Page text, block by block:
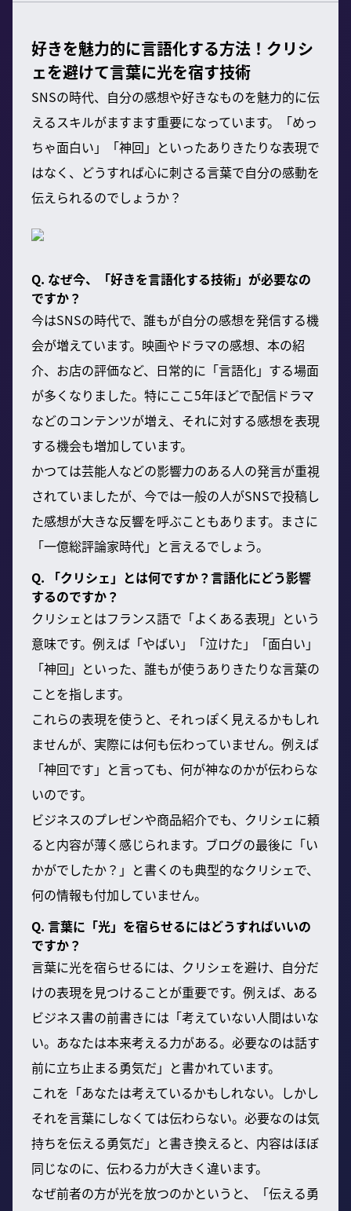
好きを魅力的に言語化する方法！クリシ
ェを避けて言葉に光を宿す技術
SNSの時代、自分の感想や好きなものを魅力的に伝
えるスキルがますます重要になっています。「めっ
ちゃ面白い」「神回」といったありきたりな表現で
はなく、どうすれば心に刺さる言葉で自分の感動を
伝えられるのでしょうか？
Q. なぜ今、「好きを言語化する技術」が必要なの
ですか？
今はSNSの時代で、誰もが自分の感想を発信する機
会が増えています。映画やドラマの感想、本の紹
介、お店の評価など、日常的に「言語化」する場面
が多くなりました。特にここ5年ほどで配信ドラマ
などのコンテンツが増え、それに対する感想を表現
する機会も増加しています。
かつては芸能人などの影響力のある人の発言が重視
されていましたが、今では一般の人がSNSで投稿し
た感想が大きな反響を呼ぶこともあります。まさに
「一億総評論家時代」と言えるでしょう。
Q. 「クリシェ」とは何ですか？言語化にどう影響
するのですか？
クリシェとはフランス語で「よくある表現」という
意味です。例えば「やばい」「泣けた」「面白い」
「神回」といった、誰もが使うありきたりな言葉の
ことを指します。
これらの表現を使うと、それっぽく見えるかもしれ
ませんが、実際には何も伝わっていません。例えば
「神回です」と言っても、何が神なのかが伝わらな
いのです。
ビジネスのプレゼンや商品紹介でも、クリシェに頼
ると内容が薄く感じられます。ブログの最後に「い
かがでしたか？」と書くのも典型的なクリシェで、
何の情報も付加していません。
Q. 言葉に「光」を宿らせるにはどうすればいいの
ですか？
言葉に光を宿らせるには、クリシェを避け、自分だ
けの表現を見つけることが重要です。例えば、ある
ビジネス書の前書きには「考えていない人間はいな
い。あなたは本来考える力がある。必要なのは話す
前に立ち止まる勇気だ」と書かれています。
これを「あなたは考えているかもしれない。しかし
それを言葉にしなくては伝わらない。必要なのは気
持ちを伝える勇気だ」と書き換えると、内容はほぼ
同じなのに、伝わる力が大きく違います。
なぜ前者の方が光を放つのかというと、「伝える勇